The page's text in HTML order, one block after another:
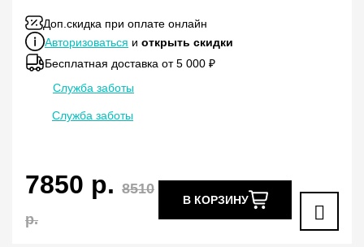
Доп.скидка при оплате онлайн
Авторизоваться и открыть скидки
Бесплатная доставка от 5 000 ₽
Служба заботы
Служба заботы
7850 р. 8510
р.
В КОРЗИНУ